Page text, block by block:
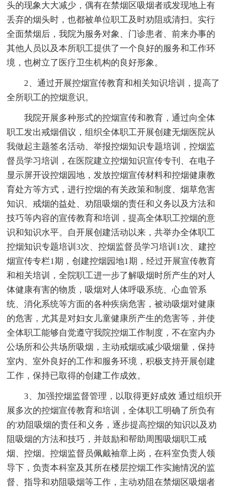
头的现象大大减少，偶有在禁烟区吸烟者或发现地上有
丢弃的烟头时，也都被单位职工及时劝阻或清扫。实行
全面禁烟后，我院为服务对象、门诊患者、前来办事的
其他人员以及本所职工提供了一个良好的服务和工作环
境，也树立了医疗卫生机构的良好形象。
2、通过开展控烟宣传教育和相关知识培训，提高了
全所职工的控烟意识。
我院开展多种形式的控烟宣传和教育，通过向全体
职工发出戒烟倡议，组织全体职工开展创建无烟医院从
我做起主题签名活动、举报控烟知识专题培训，控烟监
督员学习培训，在医院建立控烟知识宣传专刊、在电子
显示屏开设控烟园地，发放控烟宣传材料和控烟健康教
育处方等方式，进行控烟的有关政策和制度、烟草危害
知识、戒烟的益处、劝阻吸烟的责任和义务以及方法和
技巧等内容的宣传教育和培训，提高全体职工控烟的意
识和知识水平。自开展创建活动以来，共举办全体职工
控烟知识专题培训3次、控烟监督员学习培训1次、建控
烟宣传专栏1期，创建控烟园地1期，经过开展宣传教育
和相关培训，全院职工进一步了解吸烟时所产生的对人
体健康有害的物质，吸烟对人体呼吸系统、心血管系
统、消化系统等方面的各种疾病危害，被动吸烟对健康
的危害，尤其是对妇女儿童健康所产生的危害等，并使
全体职工能够自觉遵守我院控烟工作制度，不在室内办
公场所和公共场所吸烟，主动戒烟或减少吸烟量，保持
室内、室外良好的工作和服务环境，积极支持开展创建
工作，保持已取得的创建工作成效。
3、加强控烟监督管理，以取得更好成效 通过组织开
展多次的控烟宣传教育和培训，全体职工明确了所负有
的'劝阻吸烟的责任和义务，逐步提高控烟的知识以及劝
阻吸烟的方法和技巧，并鼓励和帮助周围吸烟职工戒
烟、控烟。控烟监督员佩戴袖章上岗，在科室负责人领
导下，负责本科室及其所在楼层控烟工作实施情况的监
督、指导和劝阻吸烟等工作，主动劝阻在禁烟区吸烟者